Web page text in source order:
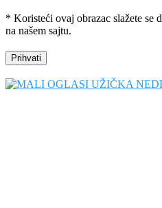
* Koristeći ovaj obrazac slažete se
na našem sajtu.